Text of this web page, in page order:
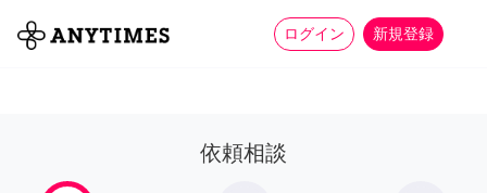
ログイン 新規登録
全て 家事 more_horiz
依頼相談